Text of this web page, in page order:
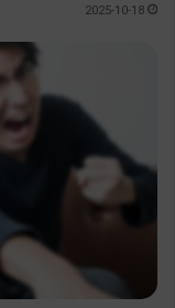
2025-10-18